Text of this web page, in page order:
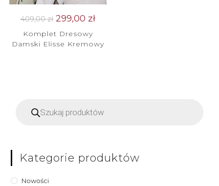
409,00zł 299,00 zł
Komplet Dresowy
Damski Elisse Kremowy
Kategorie produktów
Nowości